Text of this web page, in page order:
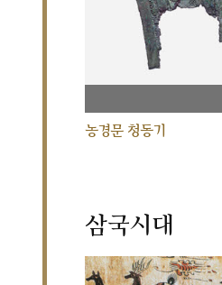
농경문 청동기
삼국시대